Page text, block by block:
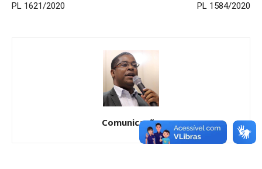
PL 1621/2020 PL 1584/2020
Comunicação